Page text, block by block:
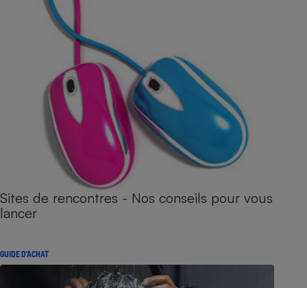
Sites de rencontres - Nos conseils pour vous
lancer
GUIDE D'ACHAT